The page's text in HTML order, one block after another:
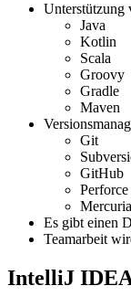
Unterstützung
Java
Kotlin
Scala
Groovy
Gradle
Maven
Git
GitHub
Perforce
Es gibt einen
Teamarbeit
IntelliJ